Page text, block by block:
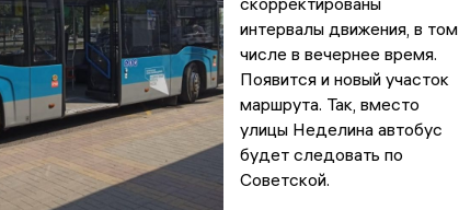
интервалы движения, в том
числе в вечернее время.
Появится и новый участок
маршрута. Так, вместо
улицы Неделина автобус
будет следовать по
Советской.